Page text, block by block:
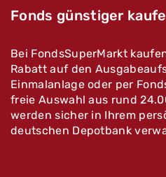
Fonds günstiger
Bei FondsSuperMarkt
Rabatt auf den
Einmalanlage oder per
freie Auswahl aus rund
werden sicher in Ihrem
deutschen Depotbank